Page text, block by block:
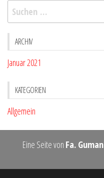
Suchen
nach:
ARCHIV
Januar 2021
KATEGORIEN
Allgemein
Eine Seite von Fa. Guman